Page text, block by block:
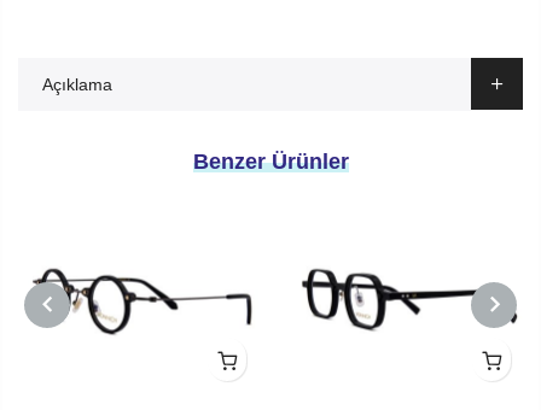
Açıklama
Benzer Ürünler
NEXT